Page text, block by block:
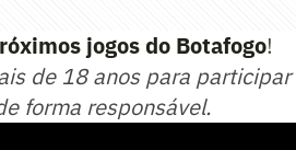
jogos do Botafogo!
de 18 anos para
forma responsável.